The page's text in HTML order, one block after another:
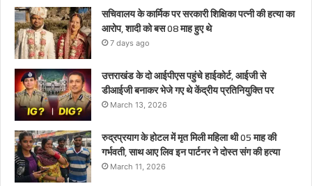
सचिवालय के कार्मिक पर सरकारी शिक्षिका पत्नी की हत्या का
आरोप, शादी को बस 08 माह हुए थे
7 days ago
उत्तराखंड के दो आईपीएस पहुंचे हाईकोर्ट, आईजी से
डीआईजी बनाकर भेजे गए थे केंद्रीय प्रतिनियुक्ति पर
March 13, 2026
रुद्रप्रयाग के होटल में मृत मिली महिला थी 05 माह की
गर्भवती, साथ आए लिव इन पार्टनर ने दोस्त संग की हत्या
March 11, 2026